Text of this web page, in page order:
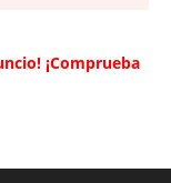
¡Comprueba